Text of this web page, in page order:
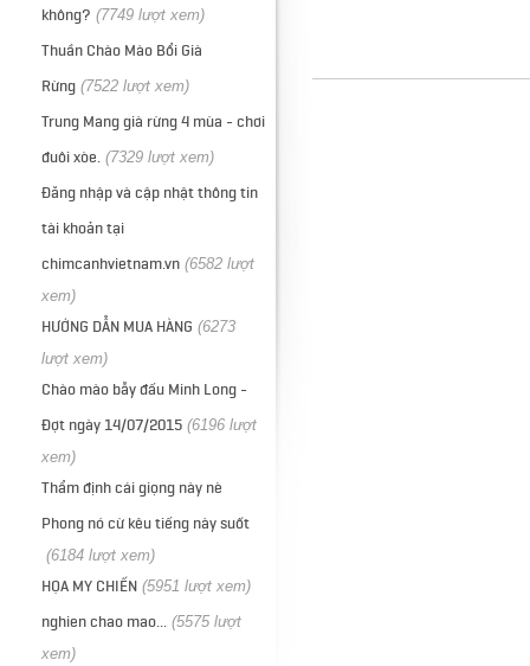
không? (7749 lượt xem)
Thuần Chào Mào Bổi Già
Rừng (7522 lượt xem)
Trung Mang già rừng 4 mùa - chơi
đuôi xòe. (7329 lượt xem)
Đăng nhập và cập nhật thông tin
tài khoản tại
chimcanhvietnam.vn (6582 lượt
xem)
HƯỚNG DẪN MUA HÀNG (6273
lượt xem)
Chào mào bẫy đấu Minh Long -
Đợt ngày 14/07/2015 (6196 lượt
xem)
Thẩm định cái giọng này nè
Phong nó cừ kêu tiếng này suốt
(6184 lượt xem)
HỌA MY CHIẾN (5951 lượt xem)
nghien chao mao... (5575 lượt
xem)